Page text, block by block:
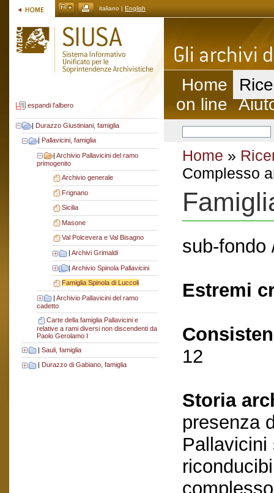
italiano | English
espandi l'albero
| Durazzo Giustiniani, famiglia
| Pallavicini, famiglia
| Archivio Pallavicini del ramo
primogenito
Archivio generale
Frignano
Sicilia
Masone
Val Polcevera e Val Bisagno
| Archivi Grimaldi
| Archivio Spinola Pallavicini
Famiglia Spinola di Luccoli
| Archivio Pallavicini del ramo
cadetto
Carte della famiglia Pallavicini e
relative a rami diversi non discendenti da
Paolo Gerolamo I
| Sauli, famiglia
Durazzo di Gabiano, famiglia
Home
on line
Home »
Complesso
sub-fondo
Estremi
12
Storia
presenza
Pallavicini